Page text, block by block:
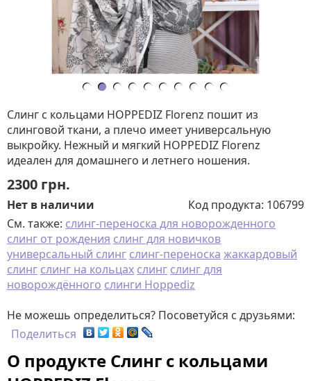
Слинг с кольцами HOPPEDIZ Florenz пошит из
слинговой ткани, а плечо имеет универсальную
выкройку. Нежный и мягкий HOPPEDIZ Florenz
идеален для домашнего и летнего ношения.
2300 грн.
Нет в наличии Код продукта: 106799
См. также: слинг-переноска для новорожденного
слинг от рождения слинг для новичков
универсальный слинг слинг-переноска жаккардовый
слинг слинг на кольцах слинг слинг для
новорождённого слинги Hoppediz
Не можешь определиться? Посоветуйся с друзьями:
Поделиться
О продукте Слинг с кольцами